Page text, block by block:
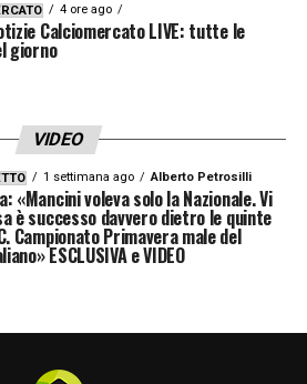
4 ore ago
Calciomercato LIVE: tutte le
giorno
VIDEO
1 settimana ago Alberto Petrosilli
«Mancini voleva solo la Nazionale. Vi
è successo davvero dietro le quinte
Campionato Primavera male del
ESCLUSIVA e VIDEO